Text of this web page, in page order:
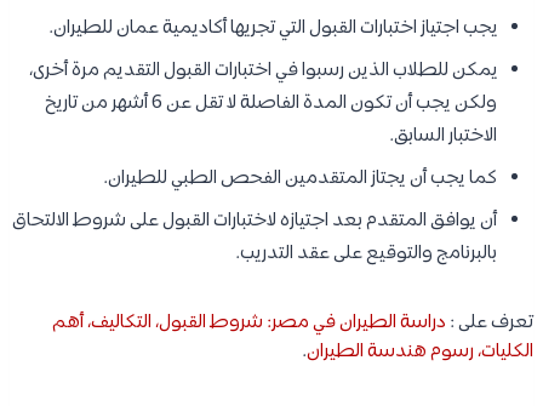
يجب اجتياز اختبارات القبول التي تجريها أكاديمية عمان للطيران.
يمكن للطلاب الذين رسبوا في اختبارات القبول التقديم مرة أخرى،
ولكن يجب أن تكون المدة الفاصلة لا تقل عن 6 أشهر من تاريخ
الاختبار السابق.
كما يجب أن يجتاز المتقدمين الفحص الطبي للطيران.
أن يوافق المتقدم بعد اجتيازه لاختبارات القبول على شروط الالتحاق
بالبرنامج والتوقيع على عقد التدريب.
تعرف على : دراسة الطيران في مصر: شروط القبول، التكاليف، أهم
الكليات، رسوم هندسة الطيران.